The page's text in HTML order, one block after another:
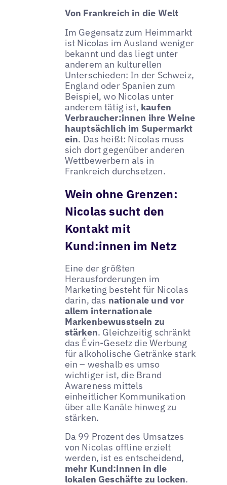
Von Frankreich in die Welt
Im Gegensatz zum Heimmarkt
ist Nicolas im Ausland weniger
bekannt und das liegt unter
anderem an kulturellen
Unterschieden: In der Schweiz,
England oder Spanien zum
Beispiel, wo Nicolas unter
anderem tätig ist, kaufen
Verbraucher:innen ihre Weine
hauptsächlich im Supermarkt
ein. Das heißt: Nicolas muss
sich dort gegenüber anderen
Wettbewerbern als in
Frankreich durchsetzen.
Wein ohne Grenzen:
Nicolas sucht den
Kontakt mit
Kund:innen im Netz
Eine der größten
Herausforderungen im
Marketing besteht für Nicolas
darin, das nationale und vor
allem internationale
Markenbewusstsein zu
stärken. Gleichzeitig schränkt
das Évin-Gesetz die Werbung
für alkoholische Getränke stark
ein – weshalb es umso
wichtiger ist, die Brand
Awareness mittels
einheitlicher Kommunikation
über alle Kanäle hinweg zu
stärken.
Da 99 Prozent des Umsatzes
von Nicolas offline erzielt
werden, ist es entscheidend,
mehr Kund:innen in die
lokalen Geschäfte zu locken.